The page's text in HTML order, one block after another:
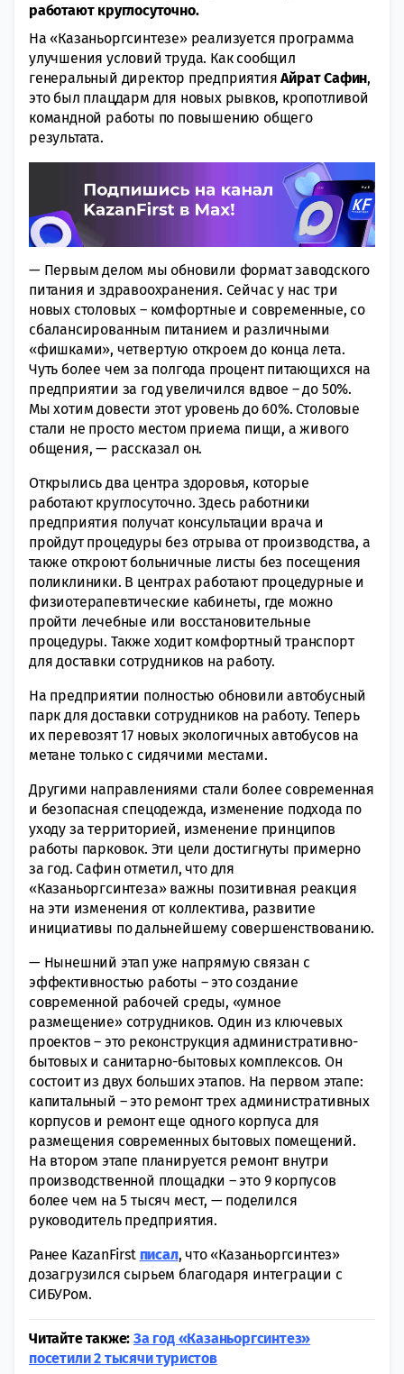
работают круглосуточно.
На «Казаньоргсинтезе» реализуется программа
улучшения условий труда. Как сообщил
генеральный директор предприятияАйратСафин,
это был плацдарм для новых рывков, кропотливой
командной работы по повышению общего
результата.
— Первым делом мы обновили формат заводского
питания и здравоохранения. Сейчас у нас три
новых столовых – комфортные и современные, со
сбалансированным питанием и различными
«фишками», четвертую откроем до конца лета.
Чуть более чем за полгода процент питающихся на
предприятии за год увеличился вдвое – до 50%.
Мы хотим довести этот уровень до 60%. Столовые
стали не просто местом приема пищи, а живого
общения, — рассказал он.
Открылись два центра здоровья, которые
работают круглосуточно. Здесь работники
предприятия получат консультации врача и
пройдут процедуры без отрыва от производства, а
также откроют больничные листы без посещения
поликлиники. В центрах работают процедурные и
физиотерапевтические кабинеты, где можно
пройти лечебные или восстановительные
процедуры. Также ходит комфортный транспорт
для доставки сотрудников на работу.
На предприятии полностью обновили автобусный
парк для доставки сотрудников на работу. Теперь
их перевозят 17 новых экологичных автобусов на
метане только с сидячими местами.
Другими направлениями стали более современная
и безопасная спецодежда, изменение подхода по
уходу за территорией, изменение принципов
работы парковок. Эти цели достигнуты примерно
за год. Сафин отметил, что для
«Казаньоргсинтеза» важны позитивная реакция
на эти изменения от коллектива, развитие
инициативы по дальнейшему совершенствованию.
— Нынешний этап уже напрямую связан с
эффективностью работы – это создание
современной рабочей среды, «умное
размещение» сотрудников. Один из ключевых
проектов – это реконструкция административно-
бытовых и санитарно-бытовых комплексов. Он
состоит из двух больших этапов. На первом этапе:
капитальный – это ремонт трех административных
корпусов и ремонт еще одного корпуса для
размещения современных бытовых помещений.
На втором этапе планируется ремонт внутри
производственной площадки – это 9 корпусов
более чем на 5 тысяч мест, — поделился
руководитель предприятия.
Ранее KazanFirst писал, что «Казаньоргсинтез»
дозагрузился сырьем благодаря интеграции с
СИБУРом.
Читайте также:За год «Казаньоргсинтез»
посетили 2 тысячи туристов